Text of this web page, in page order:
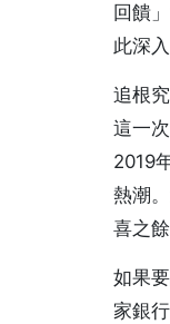
回饋
此深
追根
這一
2019
熱潮
喜之
如果
家銀